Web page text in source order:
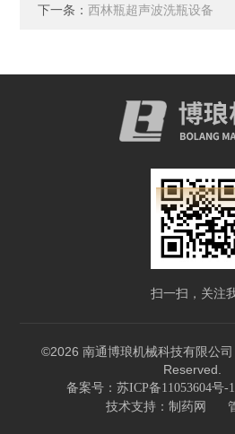
下一条：西林瓶超声波洗瓶设备
扫一扫，关注
©2026 南通博琅机械科技有限公
Reserved.
备案号：苏ICP备11053604号-1
技术支持： 制药网